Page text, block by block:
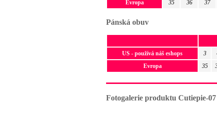
Evropa
35 36 37
Pánská obuv
US - používá náš eshops 3
Evropa
35
Fotogalerie produktu Cutiepie-